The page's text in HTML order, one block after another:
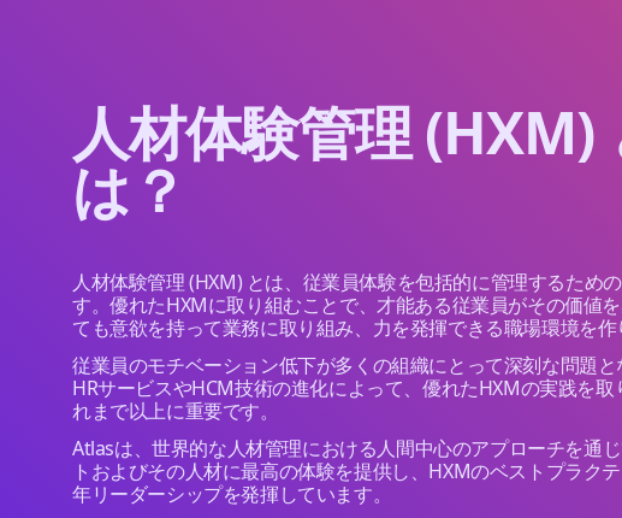
人材体験管理 (HXM)
は？
人材体験管理 (HXM) とは、従業員体験を包括的に管理するため
す。優れたHXMに取り組むことで、才能ある従業員がその価値
ても意欲を持って業務に取り組み、力を発揮できる職場環境を作
従業員のモチベーション低下が多くの組織にとって深刻な問題と
HRサービスやHCM技術の進化によって、優れたHXMの実践を取
れまで以上に重要です。
Atlasは、世界的な人材管理における人間中心のアプローチを通
トおよびその人材に最高の体験を提供し、HXMのベストプラク
年リーダーシップを発揮しています。